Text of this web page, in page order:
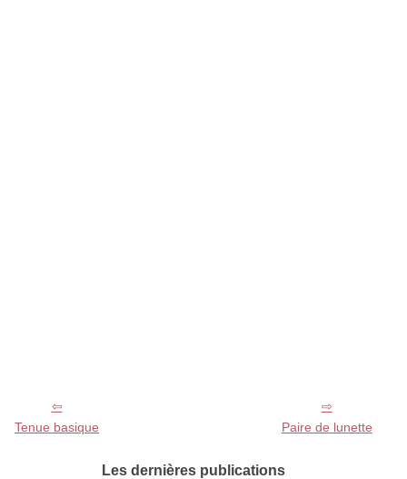
Tenue basique Paire de lunette
Les dernières publications